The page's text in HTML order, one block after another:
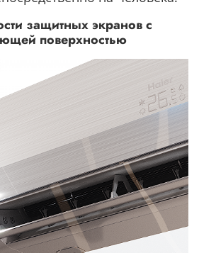
защитных экранов с
поверхностью